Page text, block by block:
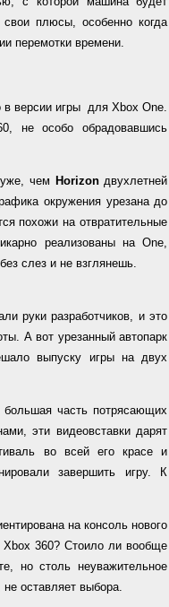
плюсы, особенно когда
перемотки времени.
в версии игры для Xbox One.
не особо обрадовавшись
чем Horizonдвухлетней
окружения урезана до
похожи на отвратительные
реализованы на One,
слез и не взглянешь.
руки разработчиков, и это
А вот урезанный автопарк
выпуску игры на двух
часть потрясающих
эти видеовставки дарят
во всей его красе и
завершить игру. К
на консоль нового
Xbox 360? Стоило ли вообще
но столь неуважительное
оставляет выбора.